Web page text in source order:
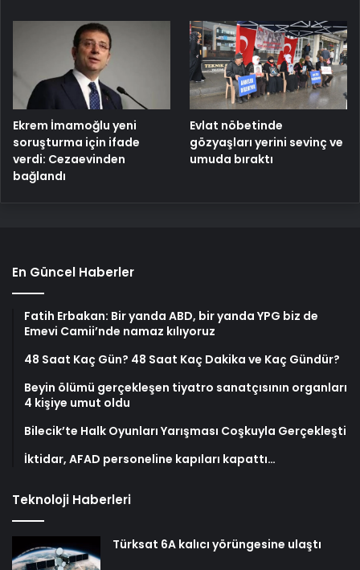
Ekrem İmamoğlu yeni
soruşturma için ifade
verdi: Cezaevinden
bağlandı
Evlat nöbetinde
gözyaşları yerini sevinç ve
umuda bıraktı
En Güncel Haberler
Fatih Erbakan: Bir yanda ABD, bir yanda YPG biz de
Emevi Camii’nde namaz kılıyoruz
48 Saat Kaç Gün? 48 Saat Kaç Dakika ve Kaç Gündür?
Beyin ölümü gerçekleşen tiyatro sanatçısının organları
4 kişiye umut oldu
Bilecik’te Halk Oyunları Yarışması Coşkuyla Gerçekleşti
İktidar, AFAD personeline kapıları kapattı…
Teknoloji Haberleri
Türksat 6A kalıcı yörüngesine ulaştı